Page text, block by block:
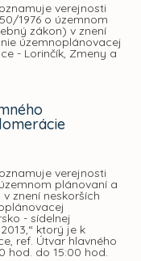
verejnosti
1976 o územnom
zákon) v znení
územnoplánovacej
- Lorinčík, Zmeny a
verejnosti
plánovaní a
znení neskorších
- sídelnej
ktorý je k
ref. Útvar hlavného
hod. do 15:00 hod.